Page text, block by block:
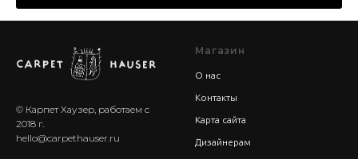
© Карпет Хаузер, работаем с
2018 г.
hello@carpethauser.ru
Магазин
О нас
Контакты
Карта сайта
Дизайнерам